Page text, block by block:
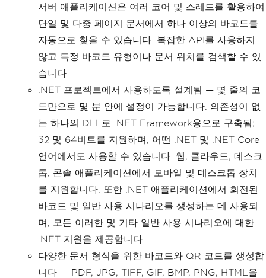
서버 애플리케이션은 여러 코어 및 스레드를 활용하여
단일 및 다중 페이지 문서에서 하나 이상의 바코드를
자동으로 찾을 수 있습니다. 복잡한 API를 사용하지
않고 특정 바코드 유형이나 문서 위치를 검색할 수 있
습니다.
.NET 프로젝트에서 사용하도록 설계됨 — 몇 줄의 코
드만으로 몇 분 안에 설정이 가능합니다. 의존성이 없
는 하나의 DLL로 .NET Framework용으로 구축됨;
32 및 64비트를 지원하며, 어떤 .NET 및 .NET Core
언어에서도 사용할 수 있습니다. 웹, 클라우드, 데스크
톱, 콘솔 애플리케이션에서 모바일 및 데스크톱 장치
를 지원합니다. 또한 .NET 애플리케이션에서 회전된
바코드 및 일반 사용 시나리오를 생성하는 데 사용되
며, 모든 이러한 및 기타 일반 사용 시나리오에 대한
.NET 지원을 제공합니다.
다양한 문서 형식을 위한 바코드와 QR 코드를 생성합
니다 — PDF, JPG, TIFF, GIF, BMP, PNG, HTML을